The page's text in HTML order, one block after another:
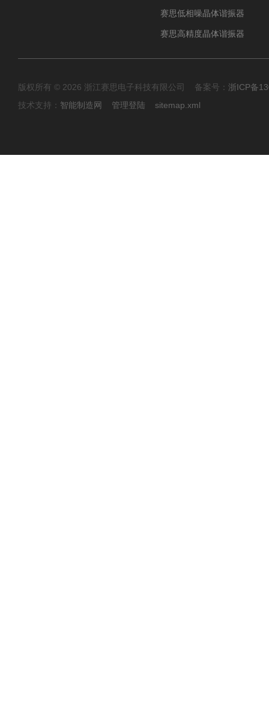
赛思低相噪晶体谐振器
赛思高精度晶体谐振器
版权所有 © 2026 浙江赛思电子科技有限公司 备案号： 浙ICP备
技术支持： 智能制造网 管理登陆 sitemap.xml